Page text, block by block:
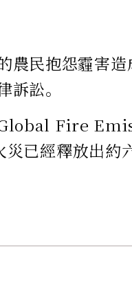
農民抱怨霾害
訟。
Global Fire
已經釋放出約